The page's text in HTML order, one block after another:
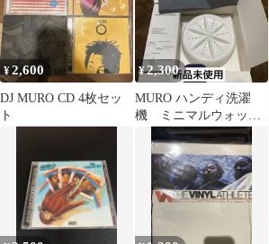
¥2,600
DJ MURO CD 4枚セッ
ト
¥2,300
MURO ハンディ洗濯
機 ミニマルウォッシ